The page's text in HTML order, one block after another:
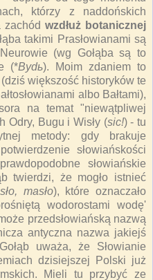
którzy z naddońskich
zachód wzdłuż botanicznej
takimi Prasłowianami są
(wg Gołąba są to
(*Bydь). Moim zdaniem to
większość historyków te
albo Bałtami),
na temat "niewątpliwej
Odry, Bugu i Wisły (sic!) - tu
metody: gdy brakuje
słowiańskości
słowiańskie
twierdzi, że mogło istnieć
masło), które oznaczało
wodorostami wodę'
przedsłowiańską nazwą
antyczna nazwa jakiejś
uważa, że Słowianie
dzisiejszej Polski już
Mieli tu przybyć ze